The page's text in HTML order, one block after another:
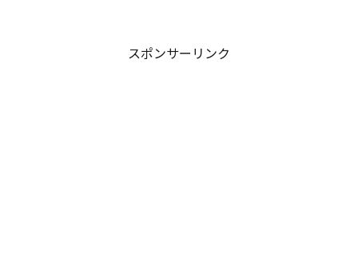
スポンサーリンク